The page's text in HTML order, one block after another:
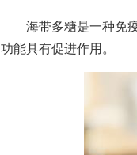
海带多糖是一种免疫
功能具有促进作用。